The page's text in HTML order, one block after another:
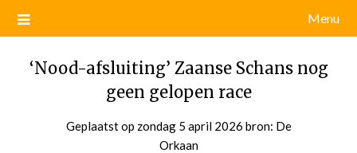
Menu
‘Nood-afsluiting’ Zaanse Schans nog
geen gelopen race
Geplaatst op zondag 5 april 2026 door
bron: De
Orkaan